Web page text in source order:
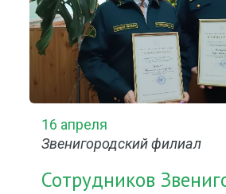
16 апреля
Звенигородский филиал
Сотрудников